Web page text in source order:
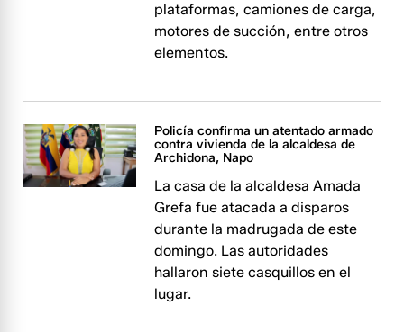
plataformas, camiones de carga,
motores de succión, entre otros
elementos.
Policía confirma un atentado armado
contra vivienda de la alcaldesa de
Archidona, Napo
La casa de la alcaldesa Amada
Grefa fue atacada a disparos
durante la madrugada de este
domingo. Las autoridades
hallaron siete casquillos en el
lugar.